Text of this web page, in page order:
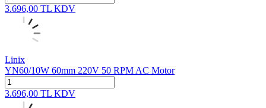
3.696,00 TL KDV
Linix
YN60/10W 60mm 220V 50 RPM AC Motor
3.696,00 TL KDV